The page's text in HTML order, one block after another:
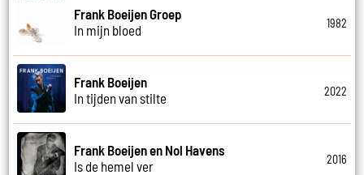
Frank Boeijen Groep
In mijn bloed
1982
Frank Boeijen
In tijden van stilte
2022
Frank Boeijen en Nol Havens
Is de hemel ver
2016